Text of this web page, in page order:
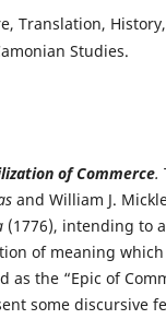
Translation,
Studies.
of Commerce.
and William J.
(1776), intending to
of meaning which
as the “Epic of
some discursive